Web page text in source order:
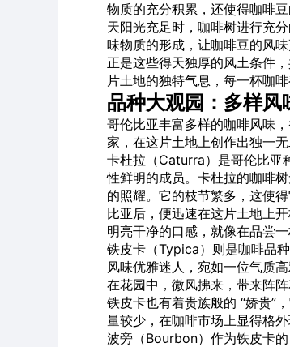
物质的充分积累，还使得咖啡
天阳光充足时，咖啡树进行充
味物质的形成，让咖啡豆的风味
正是这些得天独厚的风土条件
片土地的独特气息，每一杯咖
品种大观园：多样风
哥伦比亚丰富多样的咖啡风味
家，在这片土地上创作出独一无
卡杜拉（Caturra）是哥伦比亚
性鲜明的成员。卡杜拉的咖啡
的照耀。它的枝节繁多，这使
比亚后，便迅速在这片土地上
明亮干净的口感，就像在品尝
铁皮卡（Typica）则是咖啡品
风味优雅迷人，宛如一位气质
在花园中，微风拂来，带来阵
铁皮卡也有着贵族般的 “娇贵”
量较少，在咖啡市场上显得格外
波旁（Bourbon）作为铁皮卡